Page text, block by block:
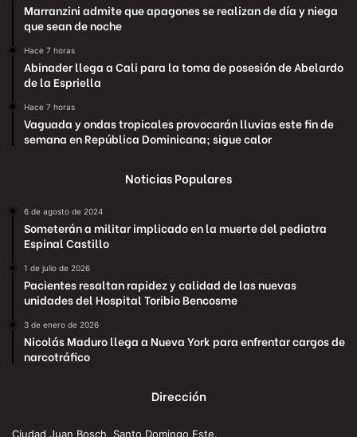
Marranzini admite que apagones se realizan de día y niega
que sean de noche
Hace 7 horas
Abinader llega a Cali para la toma de posesión de Abelardo
de la Espriella
Hace 7 horas
Vaguada y ondas tropicales provocarán lluvias este fin de
semana en República Dominicana; sigue calor
Noticias Populares
6 de agosto de 2024
Someterán a militar implicado en la muerte del pediatra
Espinal Castillo
1 de julio de 2026
Pacientes resaltan rapidez y calidad de las nuevas
unidades del Hospital Toribio Bencosme
3 de enero de 2026
Nicolás Maduro llega a Nueva York para enfrentar cargos de
narcotráfico
Dirección
Ciudad Juan Bosch, Santo Domingo Este.